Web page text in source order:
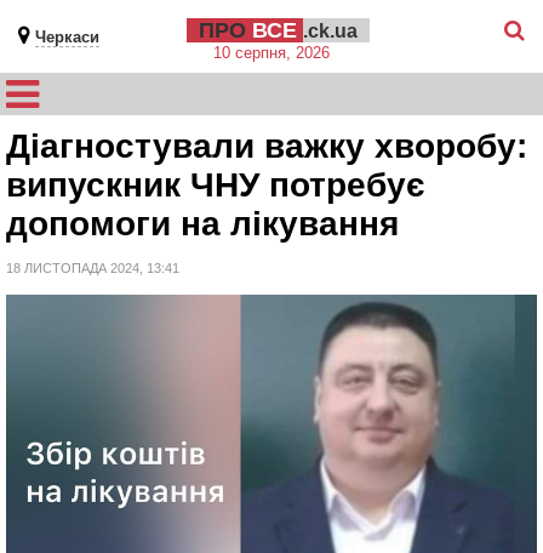
Черкаси ПРО ВСЕ .ck.ua
10 серпня, 2026
Діагностували важку хворобу:
випускник ЧНУ потребує
допомоги на лікування
18 ЛИСТОПАДА 2024, 13:41